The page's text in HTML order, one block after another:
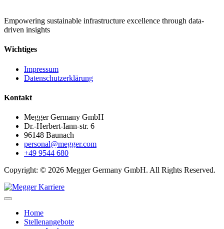
Empowering sustainable infrastructure excellence through data-
driven insights
Wichtiges
Impressum
Datenschutzerklärung
Kontakt
Megger Germany GmbH
Dr.-Herbert-Iann-str. 6
96148 Baunach
personal@megger.com
+49 9544 680
Copyright: © 2026 Megger Germany GmbH. All Rights Reserved.
Home
Stellenangebote